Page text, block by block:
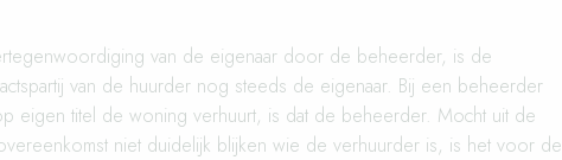
van de eigenaar door de beheerder, is de
van de huurder nog steeds de eigenaar. Bij een beheerder
eigen titel de woning verhuurt, is dat de beheerder. Mocht uit de
niet duidelijk blijken wie de verhuurder is, is het voor de